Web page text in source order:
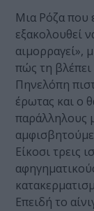
Μια Ρόζα που
εξακολουθεί
αιμορραγεί»,
πώς τη
Πηνελόπη
έρωτας και ο
παράλληλους
Είκοσι τρεις
Επειδή το